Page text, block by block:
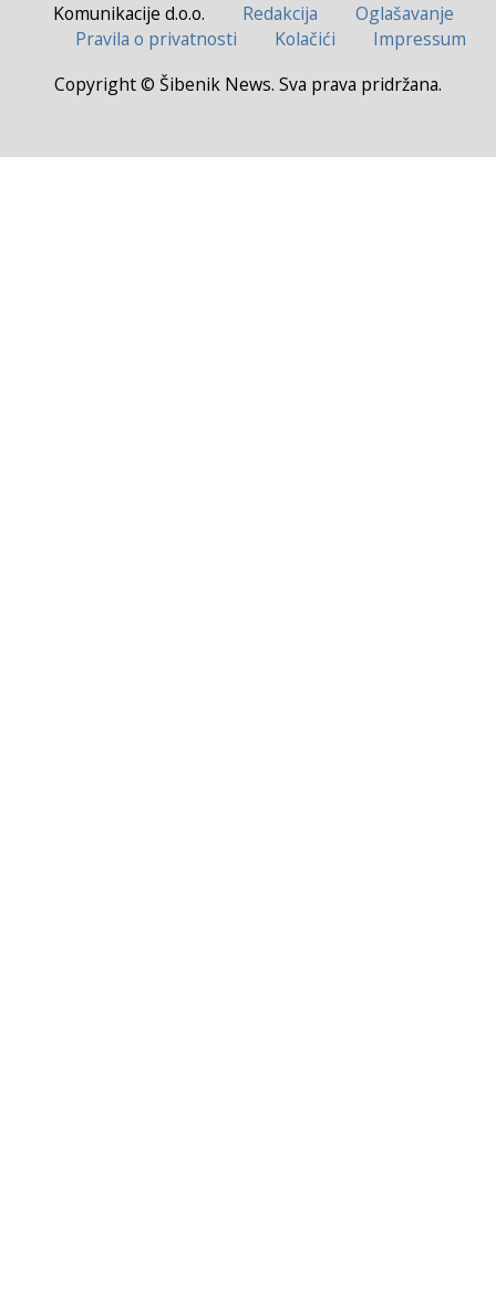
Komunikacije d.o.o. Redakcija
Oglašavanje
Pravila o privatnosti
Kolačići
Impressum
Copyright © Šibenik News. Sva prava pridržana.